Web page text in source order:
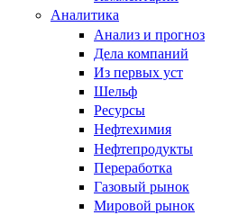
Аналитика
Анализ и прогноз
Дела компаний
Из первых уст
Шельф
Ресурсы
Нефтехимия
Нефтепродукты
Переработка
Газовый рынок
Мировой рынок